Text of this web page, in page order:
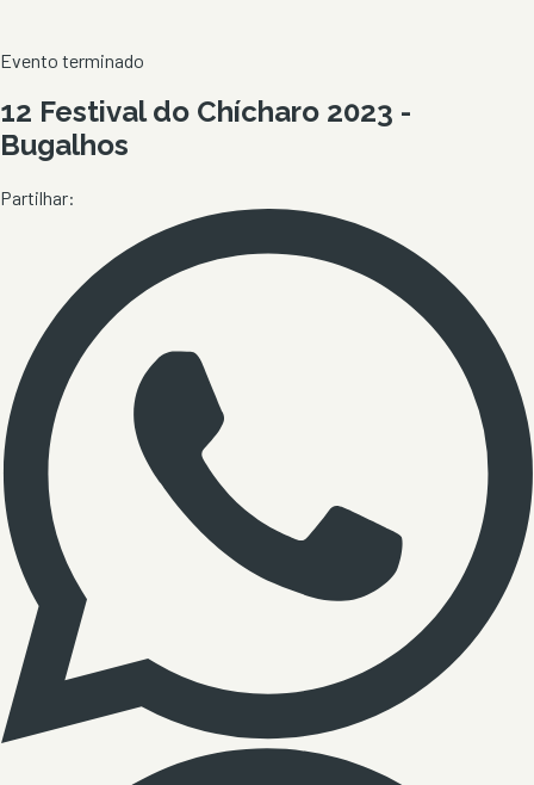
Evento terminado
12 Festival do Chícharo 2023 -
Bugalhos
Partilhar: